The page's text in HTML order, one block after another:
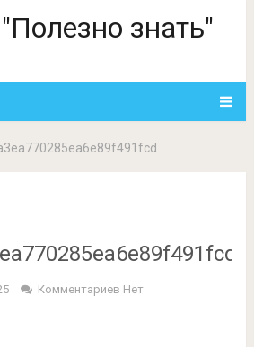
знать"
Комментариев Нет